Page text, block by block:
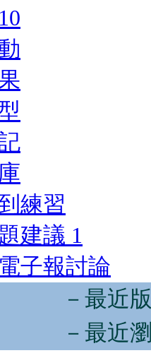
10
練習
建議 1
子報討論
－最近
－最近